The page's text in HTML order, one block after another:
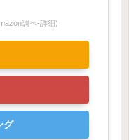
調べ-詳細)
グ